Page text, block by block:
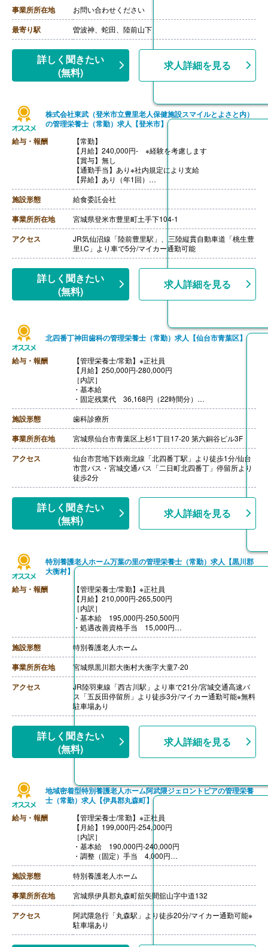
・リーダー手当 4,000円
・チーフ手当 15,000円-30,000円
・セカンドチーフ手当 10,000円
・配偶者手当 5,000円※世帯主に限る
・正月手当 最大4,000円/日
【賞与】あり
【通勤手当】あり（全額支給）※2km以上
【昇給】あり
事業所所在地 お問い合わせください
最寄り駅 曽波神、蛇田、陸前山下
詳しく聞きたい
(無料)
求人詳細を見る
株式会社東武（登米市立豊里老人保健施設スマイルとよさと内）
の管理栄養士（常勤）求人【登米市】
給与・報酬
【常勤】
【月給】240,000円- ※経験を考慮します
【賞与】無し
【通勤手当】あり※社内規定により支給
【昇給】あり（年1回）
【退職金】なし
施設形態 給食委託会社
事業所所在地 宮城県登米市豊里町土手下104-1
アクセス
JR気仙沼線「陸前豊里駅」、三陸縦貫自動車道「桃生豊
里I.C」より車で5分/マイカー通勤可能
詳しく聞きたい
(無料)
求人詳細を見る
北四番丁神田歯科の管理栄養士（常勤）求人【仙台市青葉区】
給与・報酬
【管理栄養士/常勤】※正社員
【月給】250,000円-280,000円
［内訳］
・基本給
・固定残業代 36,168円（22時間分）
［その他手当］
・評価制度による手当 5,000円-20,000円
・住宅手当 15,000円/月※賃貸契約者、世帯主に限る）
・扶養手当 20,000円、2人目以降10,000円/人
【賞与】年2回（計3.50ヶ月分）※前年度実績
【通勤手当】あり（上限18,000円/月）
【昇給】あり
施設形態 歯科診療所
事業所所在地 宮城県仙台市青葉区上杉1丁目17-20 第六銅谷ビル3F
アクセス
仙台市営地下鉄南北線「北四番丁駅」より徒歩1分/仙台
市営バス・宮城交通バス「二日町北四番丁」停留所より
徒歩2分
詳しく聞きたい
(無料)
求人詳細を見る
特別養護老人ホーム万葉の里の管理栄養士（常勤）求人【黒川郡
大衡村】
給与・報酬
【管理栄養士/常勤】※正社員
【月給】210,000円-265,500円
［内訳］
・基本給 195,000円-250,500円
・処遇改善資格手当 15,000円
【賞与】年2回（計2.50ヶ月分）※前年度実績
【通勤手当】あり（上限20,000円/月）
【昇給】あり（1月あたり1,100円-1,300円）※前年度実
績
【退職金】なし
施設形態 特別養護老人ホーム
事業所所在地 宮城県黒川郡大衡村大衡字大童7-20
アクセス
JR陸羽東線「西古川駅」より車で21分/宮城交通高速バ
ス「五反田停留所」より徒歩3分/マイカー通勤可能※無料
駐車場あり
詳しく聞きたい
(無料)
求人詳細を見る
地域密着型特別養護老人ホーム阿武隈ジェロントピアの管理栄養
士（常勤）求人【伊具郡丸森町】
給与・報酬
【管理栄養士/常勤】※正社員
【月給】199,000円-254,000円
［内訳］
・基本給 190,000円-240,000円
・調整（固定）手当 4,000円
・資格手当 5,000円-10,000円
［その他手当］
・住宅手当 あり
【賞与】年2回（計4.00ヶ月分）※前年度実績
【通勤手当】あり（上限50,000円/月）
【昇給】あり（1月あたり500円-2,000円）※前年度実績
【退職金】あり※勤続1年以上、退職金共済加入
施設形態 特別養護老人ホーム
事業所所在地 宮城県伊具郡丸森町舘矢間舘山字中道132
アクセス
阿武隈急行「丸森駅」より徒歩20分/マイカー通勤可能※
駐車場あり